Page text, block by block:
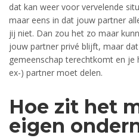
dat kan weer voor vervelende
maar eens in dat jouw partner
jij niet. Dan zou het zo maar
jouw partner privé blijft, maar dat
gemeenschap terechtkomt en
ex-) partner moet delen.
Hoe zit het
eigen